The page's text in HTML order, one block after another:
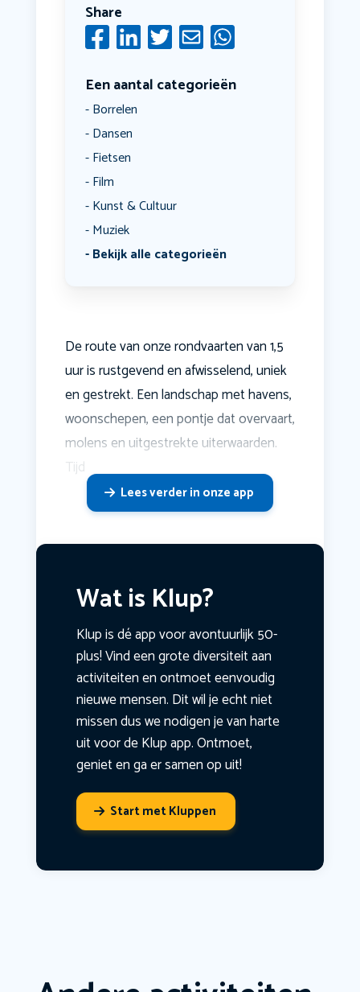
Share
Een aantal categorieën
Borrelen
Dansen
Fietsen
Film
Kunst & Cultuur
Muziek
Bekijk alle categorieën
De route van onze rondvaarten van 1,5
uur is rustgevend en afwisselend, uniek
en gestrekt. Een landschap met havens,
woonschepen, een pontje dat overvaart,
molens en uitgestrekte uiterwaarden.
Tijd
Lees verder in onze app
Wat is Klup?
Klup is dé app voor avontuurlijk 50-
plus! Vind een grote diversiteit aan
activiteiten en ontmoet eenvoudig
nieuwe mensen. Dit wil je echt niet
missen dus we nodigen je van harte
uit voor de Klup app. Ontmoet,
geniet en ga er samen op uit!
Start met Kluppen